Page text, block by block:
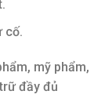
cố.
mỹ phẩm,
đầy đủ